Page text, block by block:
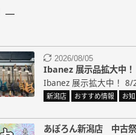
2026/08/05
Ibanez 展示品拡大中！
Ibanez 展示拡大中！ 8/
新潟店 おすすめ情報 お
あぽろん新潟店 中古